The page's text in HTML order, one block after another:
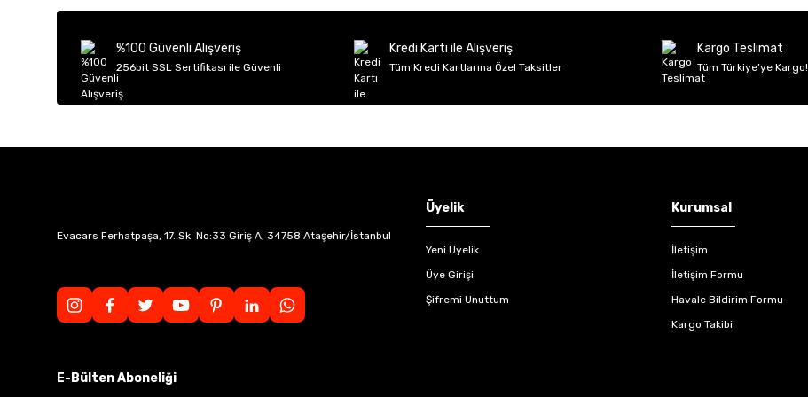
Ürün fiyatı diğer sitelerden daha pahalı.
Bu ürüne benzer farklı alternatifler olmalı.
%100 Güvenli Alışveriş
256bit SSL Sertifikası ile Güvenli
Kredi Kartı ile Alışveriş
Tüm Kredi Kartlarına Özel Taksitler
Kargo Teslimat
Tüm Türkiye’ye Kargo!
Evacars Ferhatpaşa, 17. Sk. No:33 Giriş A, 34758 Ataşehir/İstanbul
Üyelik
Yeni Üyelik
Üye Girişi
Şifremi Unuttum
Kurumsal
İletişim
İletişim Formu
Havale Bildirim Formu
Kargo Takibi
E-Bülten Aboneliği